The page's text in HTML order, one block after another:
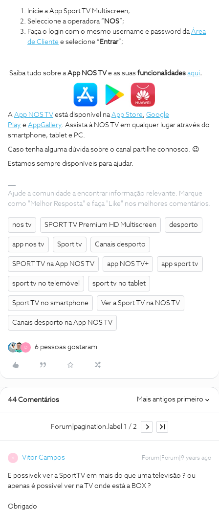
Inicie a App Sport TV Multiscreen;
Seleccione a operadora “ NOS”;
Faça o login com o mesmo username e password daÁrea
de Cliente e selecione “ Entrar”;
Saiba tudo sobre aApp NOS TV e as suas funcionalidades aqui.
A App NOS TV está disponível naApp Store, Google
Play e AppGallery. Assista à NOS TV em qualquer lugar através do
smartphone, tablet e PC.
Caso tenha alguma dúvida sobre o canal partilhe connosco. 😉
Estamos sempre disponíveis para ajudar.
Ajude a comunidade a encontrar informação relevante. Marque
como "Melhor Resposta" e faça "Like" nos melhores comentários.
nos tv SPORT TV Premium HD Multiscreen desporto
app nos tv Sport tv Canais desporto
SPORT TV na App NOS TV app NOS TV+ app sport tv
sport tv no telemóvel sport tv no tablet
Sport TV no smartphone Ver a Sport TV na NOS TV
Canais desporto na App NOS TV
D 6 pessoas gostaram
44 Comentários Mais antigos primeiro
Forum|pagination.label 1 / 2
V Vitor Campos Forum|Forum|9 years ago
E possivek ver a SportTV em mais do que uma televisão ? ou
apenas é possivel ver na TV onde está a BOX ?
Obrigado